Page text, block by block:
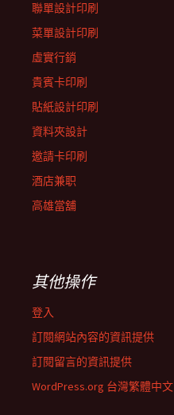
聯單設計印刷
菜單設計印刷
虛實行銷
貴賓卡印刷
貼紙設計印刷
資料夾設計
邀請卡印刷
酒店兼职
高雄當舖
其他操作
登入
訂閱網站內容的資訊提供
訂閱留言的資訊提供
WordPress.org 台灣繁體中文